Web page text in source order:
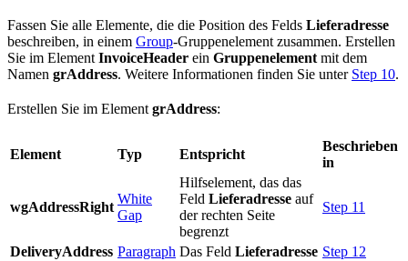
Fassen Sie alle Elemente, die die Position des Felds Lieferadresse
beschreiben, in einem Group-Gruppenelement zusammen. Erstellen
Sie im Element InvoiceHeader ein Gruppenelement mit dem
Namen grAddress. Weitere Informationen finden Sie unter Step 10.
Erstellen Sie im Element grAddress:
Element Typ Entspricht
Beschrieben
in
wgAddressRight
White
Gap
Hilfselement, das das
Feld Lieferadresse auf
der rechten Seite
begrenzt
Step 11
DeliveryAddress Paragraph Das Feld Lieferadresse Step 12